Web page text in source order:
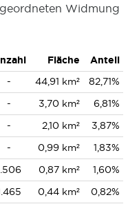
Widmung
Fläche
Anteil
- 44,91 km²
82,71%
- 3,70 km²
6,81%
- 2,10 km²
3,87%
- 0,99 km²
1,83%
0,87 km²
1,60%
0,44 km² 0,82%